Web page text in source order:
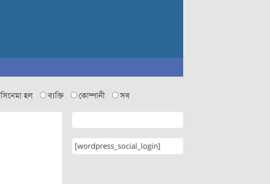
সিনেমা হল ব্যক্তি কোম্পানী সব
[wordpress_social_login]